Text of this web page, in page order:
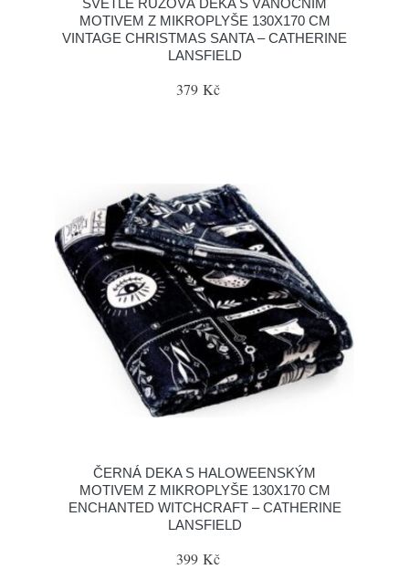
SVĚTLE RŮŽOVÁ DEKA S VÁNOČNÍM
MOTIVEM Z MIKROPLYŠE 130X170 CM
VINTAGE CHRISTMAS SANTA – CATHERINE
LANSFIELD
379 Kč
ČERNÁ DEKA S HALOWEENSKÝM
MOTIVEM Z MIKROPLYŠE 130X170 CM
ENCHANTED WITCHCRAFT – CATHERINE
LANSFIELD
399 Kč